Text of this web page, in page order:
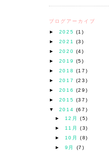
ブログアーカイブ
► 2025 (1)
► 2021 (3)
► 2020 (4)
► 2019 (5)
► 2018 (17)
► 2017 (23)
► 2016 (29)
► 2015 (37)
▼ 2014 (67)
►
12月(5)
►
11月(3)
►
10月(8)
► 9月 (7)